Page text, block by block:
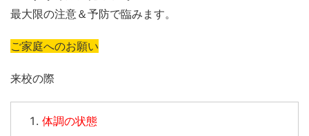
最大限の注意＆予防で臨みます。
ご家庭へのお願い
来校の際
体調の状態